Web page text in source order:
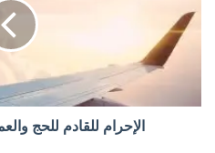
ح
ل
الإحرام للقادم للحج